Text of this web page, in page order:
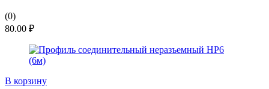
(0)
80.00 ₽
В корзину